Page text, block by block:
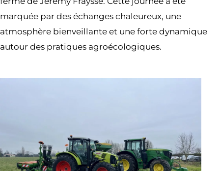
marquée par des échanges chaleureux, une
atmosphère bienveillante et une forte dynamique
autour des pratiques agroécologiques.